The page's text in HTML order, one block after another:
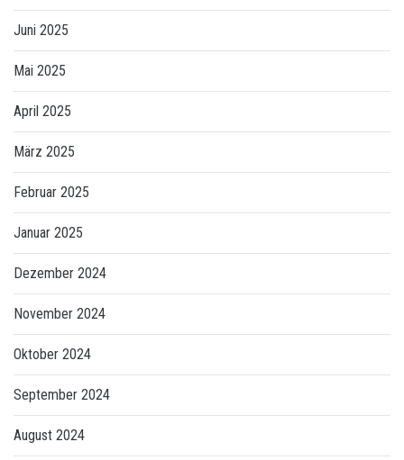
Juni 2025
Mai 2025
April 2025
März 2025
Februar 2025
Januar 2025
Dezember 2024
November 2024
Oktober 2024
September 2024
August 2024